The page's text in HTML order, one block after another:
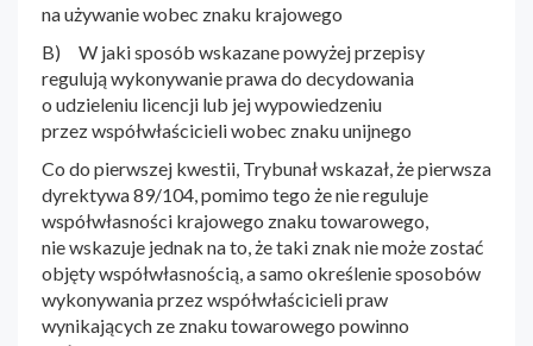
na używanie wobec znaku krajowego
B) W jaki sposób wskazane powyżej przepisy
regulują wykonywanie prawa do decydowania
o udzieleniu licencji lub jej wypowiedzeniu
przez współwłaścicieli wobec znaku unijnego
Co do pierwszej kwestii, Trybunał wskazał, że pierwsza
dyrektywa 89/104, pomimo tego że nie reguluje
współwłasności krajowego znaku towarowego,
nie wskazuje jednak na to, że taki znak nie może zostać
objęty współwłasnością, a samo określenie sposobów
wykonywania przez współwłaścicieli praw
wynikających ze znaku towarowego powinno